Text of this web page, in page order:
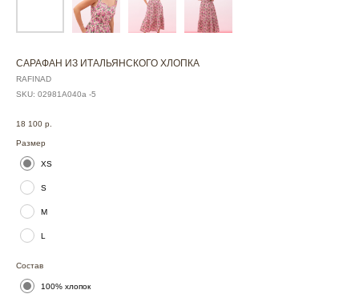
САРАФАН ИЗ ИТАЛЬЯНСКОГО ХЛОПКА
RAFINAD
SKU: 02981А040а -5
18 100 р.
Размер
XS
S
M
L
Состав
100% хлопок